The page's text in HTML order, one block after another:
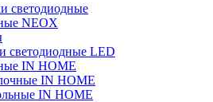
светодиодные
NEOX
светодиодные LED
IN HOME
IN HOME
IN HOME